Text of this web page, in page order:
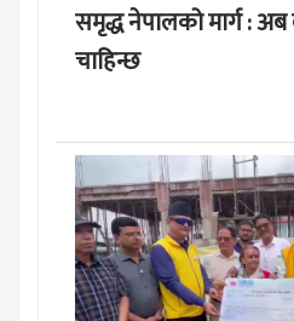
समृद्ध नेपालको मार्ग :
चाहिन्छ